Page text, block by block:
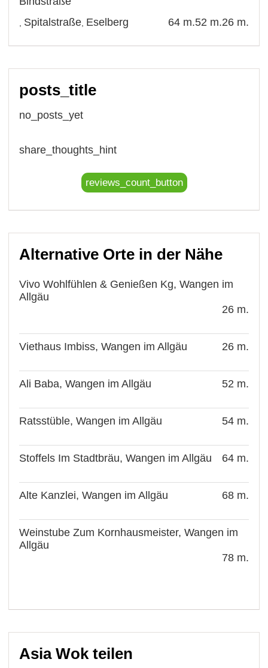
26 m.
Spitalstraße 52 m.
Eselberg 64 m.
posts_title
no_posts_yet
share_thoughts_hint
reviews_count_button
Alternative Orte in der Nähe
Vivo Wohlfühlen & Genießen Kg, Wangen im
Allgäu
26 m.
Viethaus Imbiss, Wangen im Allgäu 26 m.
Ali Baba, Wangen im Allgäu 52 m.
Ratsstüble, Wangen im Allgäu 54 m.
Stoffels Im Stadtbräu, Wangen im Allgäu 64 m.
Alte Kanzlei, Wangen im Allgäu 68 m.
Weinstube Zum Kornhausmeister, Wangen im
Allgäu
78 m.
Asia Wok teilen